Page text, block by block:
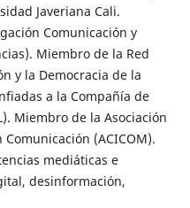
Javeriana Cali.
Comunicación y
Miembro de la Red
y la Democracia de la
a la Compañía de
Miembro de la Asociación
(ACICOM).
mediáticas e
desinformación,